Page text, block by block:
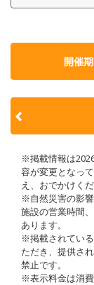
開催
※掲載情報は
容が変更となっ
え、おでかけくだ
※自然災害の影響
施設の営業時間
あります。
※掲載されてい
ただき、提供さ
禁止です。
※表示料金は消費